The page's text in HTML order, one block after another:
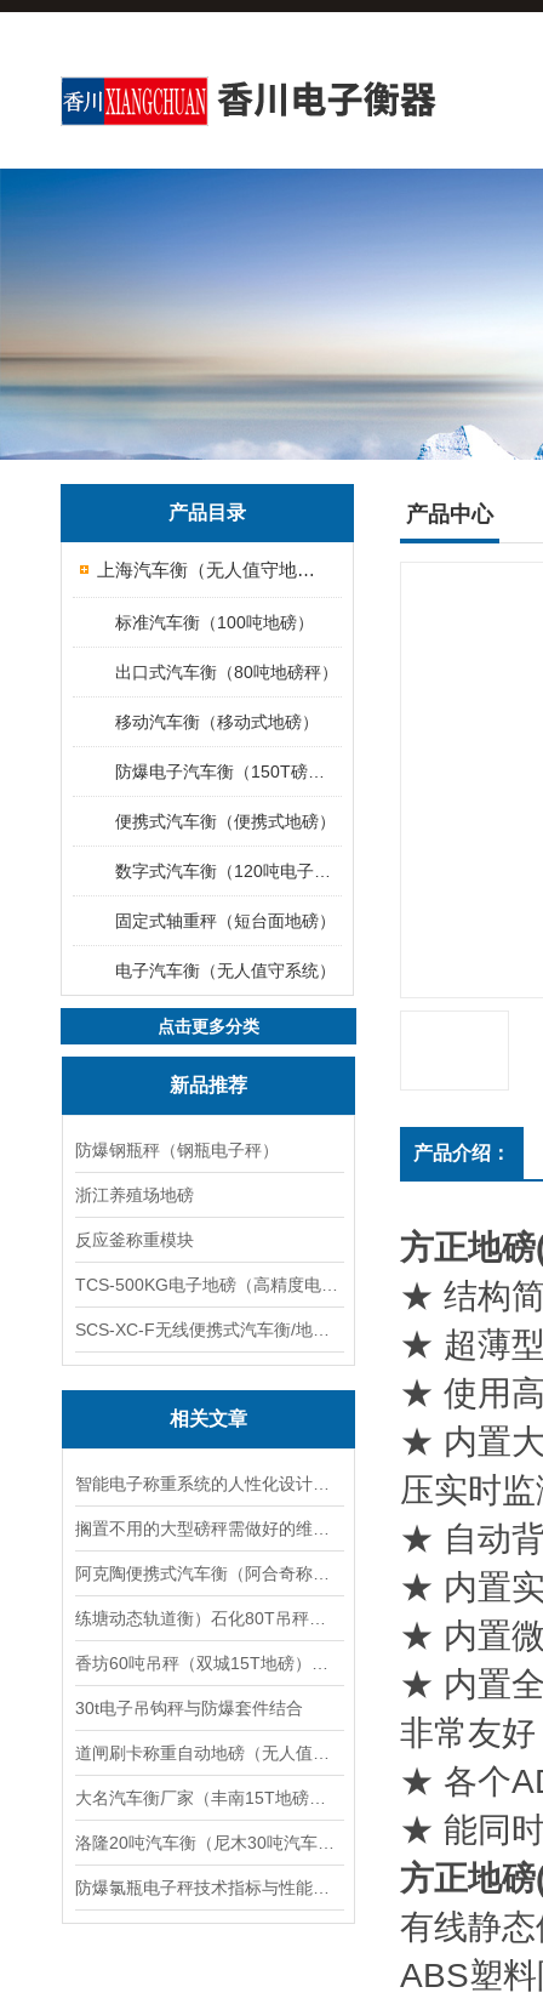
产品目录
上海汽车衡（无人值守地磅）
标准汽车衡（100吨地磅）
出口式汽车衡（80吨地磅秤）
移动汽车衡（移动式地磅）
便携式汽车衡（便携式地磅）
固定式轴重秤（短台面地磅）
电子汽车衡（无人值守系统）
点击更多分类
新品推荐
防爆钢瓶秤（钢瓶电子秤）
浙江养殖场地磅
反应釜称重模块
相关文章
30t电子吊钩秤与防爆套件结合
产品中心
产品介绍：
方正地
★ 结构
★ 超薄
★ 使用
★ 内置
压实时
★ 自动
★ 内置
★ 内置
★ 内置
非常友
★ 各个
★ 能同
方正地
有线静
ABS塑